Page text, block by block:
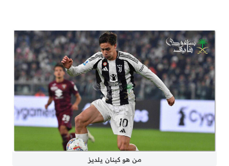
من هو كينان يلديز